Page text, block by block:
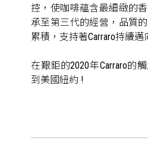
控，使咖啡蘊含最細緻的
承至第三代的經營，品質
累積，支持著Carraro持續邁
在艱鉅的2020年Carraro的
到美國紐約 !